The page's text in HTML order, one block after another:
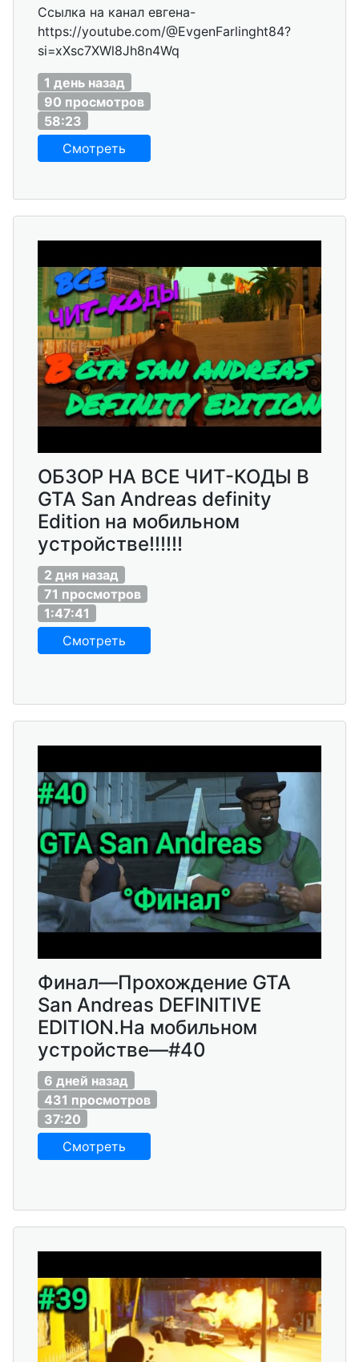
Ссылка на канал евгена-
https://youtube.com/@EvgenFarlinght84?
si=xXsc7XWl8Jh8n4Wq
1 день назад
90 просмотров
58:23
Смотреть
ОБЗОР НА ВСЕ ЧИТ-КОДЫ В
GTA San Andreas definity
Edition на мобильном
устройстве!!!!!!
2 дня назад
71 просмотров
1:47:41
Смотреть
Финал—Прохождение GTA
San Andreas DEFINITIVE
EDITION.На мобильном
устройстве—#40
6 дней назад
431 просмотров
37:20
Смотреть